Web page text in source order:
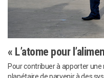
« L’atome pour
Pour contribuer à apporter
planétaire de parvenir à des